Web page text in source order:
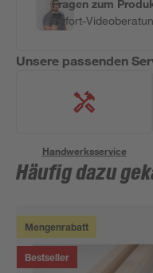
Fragen zum
Sofort-
Unsere passenden
Handwerksservice
Häufig dazu
Mengenrabatt
Bestseller